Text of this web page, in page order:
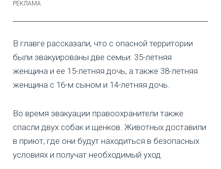
В главге рассказали, что с опасной территории
были эвакуированы две семьи: 35-летняя
женщина и ее 15-летняя дочь, а также 38-летняя
женщина с 16-м сыном и 14-летняя дочь.
Во время эвакуации правоохранители также
спасли двух собак и щенков. Животных доставили
в приют, где они будут находиться в безопасных
условиях и получат необходимый уход.